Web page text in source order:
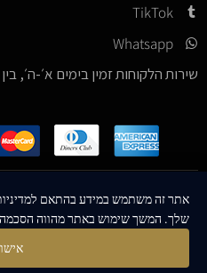
TikTok
Whatsapp
שירות הלקוחות זמין בימים א׳-ה׳, בין השעות
כל הזכויות שמורות –
אתר זה משתמש במידע בהתאם
שלך. המשך שימוש באתר מהווה